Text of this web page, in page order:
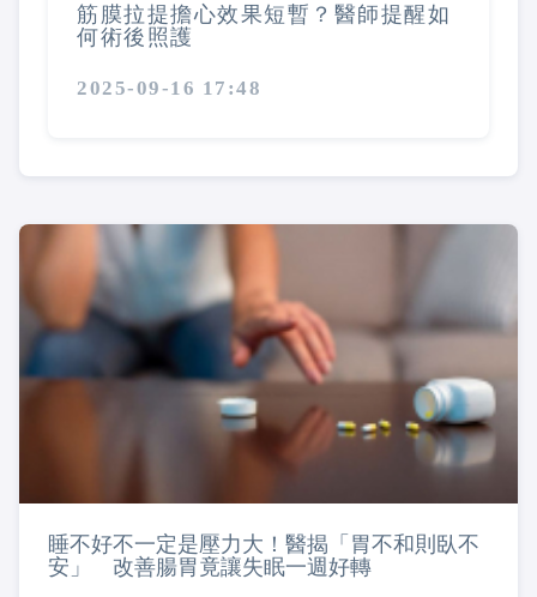
筋膜拉提擔心效果短暫？醫師提醒如
何術後照護
2025-09-16 17:48
睡不好不一定是壓力大！醫揭「胃不和則臥不
安」 改善腸胃竟讓失眠一週好轉